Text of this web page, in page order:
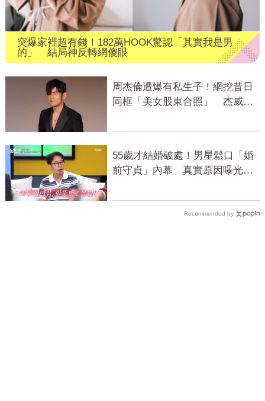
突爆家裡超有錢！182萬HOOK驚認「其實我是男
的」 結局神反轉網傻眼
周杰倫遭爆有私生子！網挖昔日
同框「美女股東合照」 杰威爾
55歲才結婚破處！男星鬆口「婚
前守貞」內幕 真實原因曝光全
Recommended by